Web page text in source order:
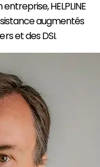
HELPLINE
augmentés
et des DSI.